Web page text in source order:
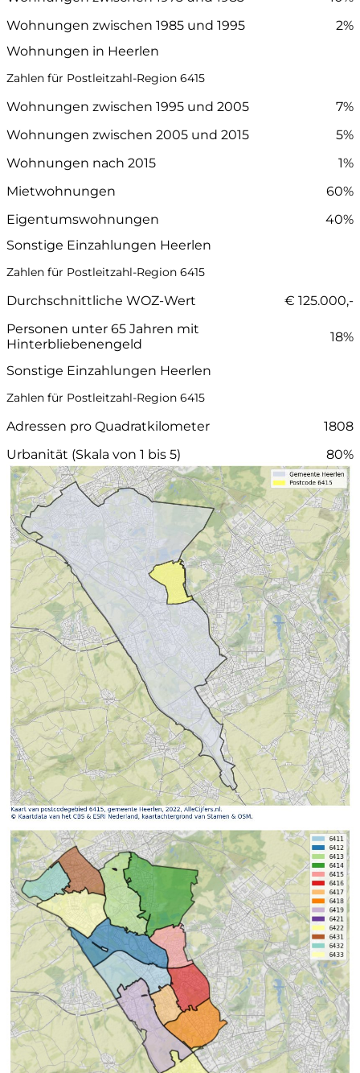
Wohnungen zwischen 1985 und 1995
2%
Wohnungen in Heerlen
Zahlen für Postleitzahl-Region 6415
Wohnungen zwischen 1995 und 2005
7%
Wohnungen zwischen 2005 und 2015
5%
Wohnungen nach 2015
1%
Mietwohnungen
60%
Eigentumswohnungen
40%
Sonstige Einzahlungen Heerlen
Zahlen für Postleitzahl-Region 6415
Durchschnittliche WOZ-Wert
€ 125.000,-
Personen unter 65 Jahren mit
Hinterbliebenengeld
18%
Sonstige Einzahlungen Heerlen
Zahlen für Postleitzahl-Region 6415
Adressen pro Quadratkilometer
1808
Urbanität (Skala von 1 bis 5)
80%